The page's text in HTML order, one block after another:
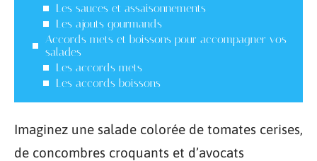
Les sauces et assaisonnements
Les ajouts gourmands
Accords mets et boissons pour accompagner vos
salades
Les accords mets
Les accords boissons
Imaginez une salade colorée de tomates cerises,
de concombres croquants et d’avocats